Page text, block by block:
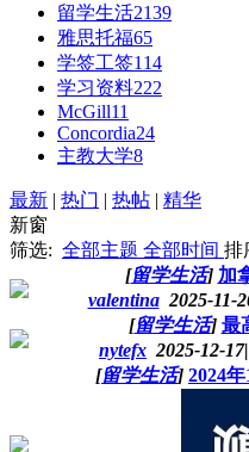
留学生活2139
雅思托福65
学签工签114
学习资料222
McGill11
Concordia24
主教大学8
最新 | 热门 | 热帖 | 精华
新窗
筛选: 全部主题 全部时间 排
[留学生活] 加
valentina 2025-11-
[留学生活] 最
nytefx 2025-12-17|
[留学生活] 2024